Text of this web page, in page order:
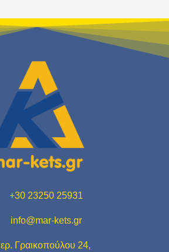
+30 23250 25931
info@mar-kets.gr
Γραικοπούλου 24,